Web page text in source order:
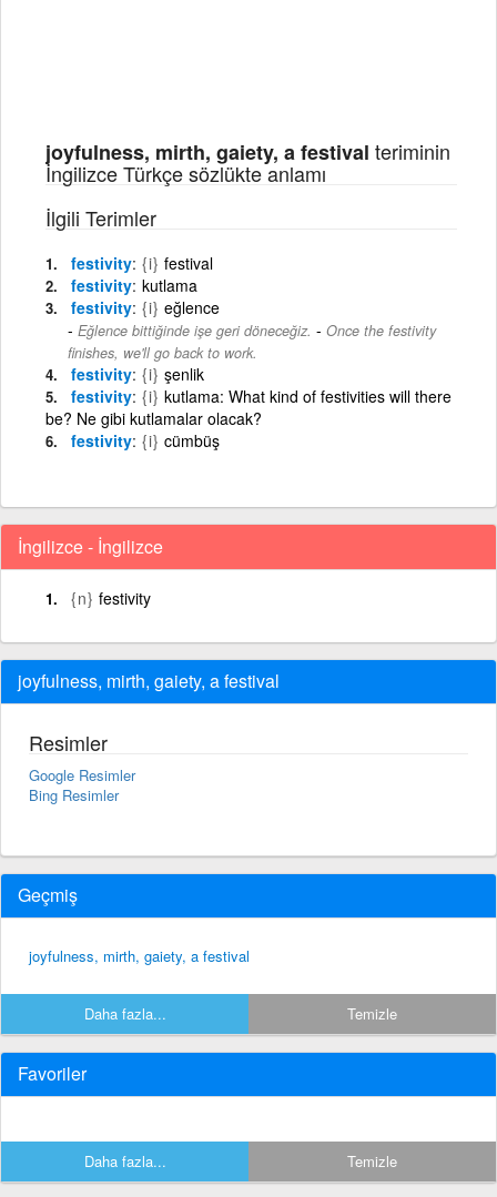
joyfulness, mirth, gaiety, a festival teriminin
İngilizce Türkçe sözlükte anlamı
İlgili Terimler
festivity {i} festival
festivity kutlama
festivity {i} eğlence
Eğlence bittiğinde işe geri döneceğiz. - Once the festivity
finishes, we'll go back to work.
festivity {i} şenlik
festivity {i} kutlama: What kind of festivities will there
be? Ne gibi kutlamalar olacak?
festivity {i} cümbüş
İngilizce - İngilizce
{n} festivity
joyfulness, mirth, gaiety, a festival
Resimler
Google Resimler
Bing Resimler
Geçmiş
joyfulness, mirth, gaiety, a festival
Daha fazla... Temizle
Favoriler
Daha fazla... Temizle